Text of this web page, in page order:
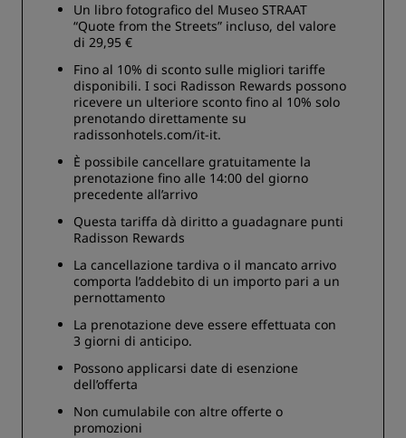
Un libro fotografico del Museo STRAAT
“Quote from the Streets” incluso, del valore
di 29,95 €
Fino al 10% di sconto sulle migliori tariffe
disponibili. I soci Radisson Rewards possono
ricevere un ulteriore sconto fino al 10% solo
prenotando direttamente su
radissonhotels.com/it-it.
È possibile cancellare gratuitamente la
prenotazione fino alle 14:00 del giorno
precedente all’arrivo
Questa tariffa dà diritto a guadagnare punti
Radisson Rewards
La cancellazione tardiva o il mancato arrivo
comporta l’addebito di un importo pari a un
pernottamento
La prenotazione deve essere effettuata con
3 giorni di anticipo.
Possono applicarsi date di esenzione
dell’offerta
Non cumulabile con altre offerte o
promozioni